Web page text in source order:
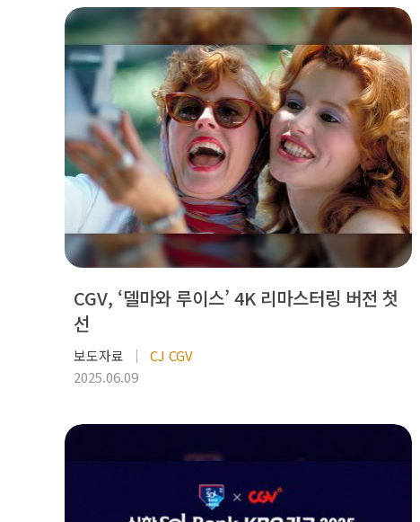
CGV, ‘델마와 루이스’ 4K 리마스터링 버전 첫
선
보도자료
CJ CGV
2025.06.09